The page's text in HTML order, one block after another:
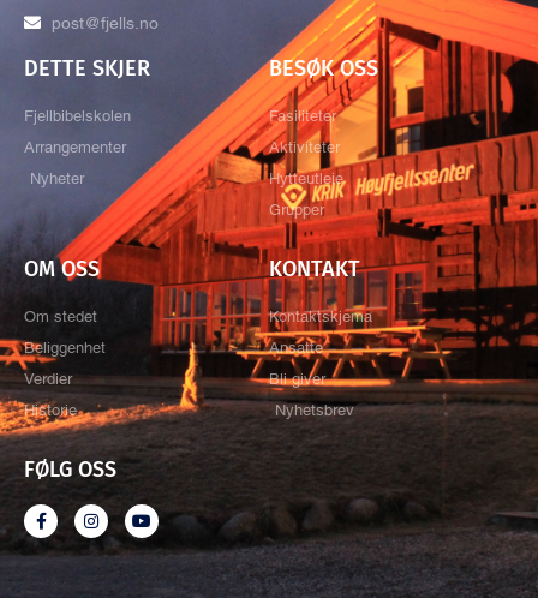
post@fjells.no
DETTE SKJER
Fjellbibelskolen
Arrangementer
Nyheter
BESØK OSS
Fasiliteter
Aktiviteter
Hytteutleie
Grupper
OM OSS
Om stedet
Beliggenhet
Verdier
Historie
KONTAKT
Kontaktskjema
Ansatte
Bli giver
Nyhetsbrev
FØLG OSS